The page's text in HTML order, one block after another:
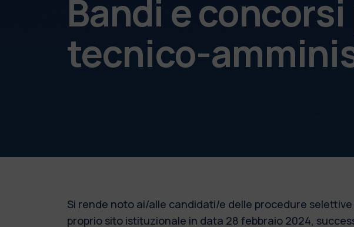
Bandi e
tecnico-
Si rende noto ai/alle candidati/e delle procedure selettive
proprio sito istituzionale in data 28 febbraio 2024,